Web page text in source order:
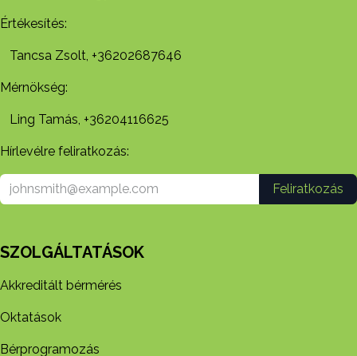
Értékesítés:
Tancsa Zsolt, +36202687646
Mérnökség:
Ling Tamás, +36204116625
Hírlevélre feliratkozás:
Feliratkozás
SZOLGÁLTATÁSOK
Akkreditált bérmérés
Oktatások
Bérprogramozás